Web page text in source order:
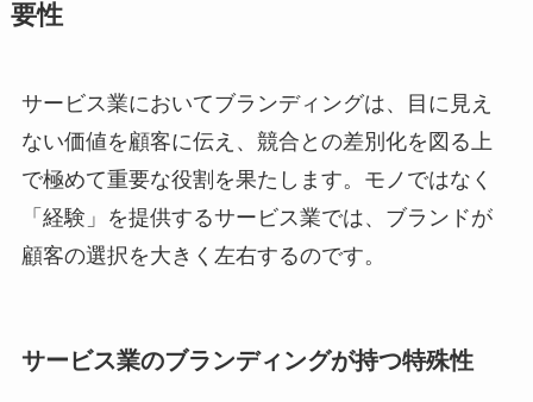
要性
サービス業においてブランディングは、目に見え
ない価値を顧客に伝え、競合との差別化を図る上
で極めて重要な役割を果たします。モノではなく
「経験」を提供するサービス業では、ブランドが
顧客の選択を大きく左右するのです。
サービス業のブランディングが持つ特殊性